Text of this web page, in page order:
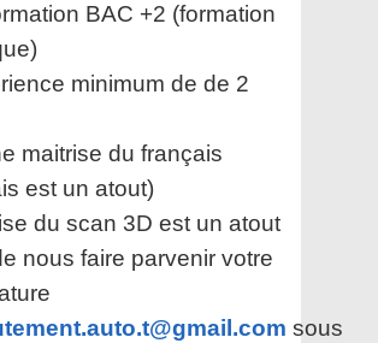
BAC +2 (formation
minimum de de 2
maitrise du français
est un atout)
du scan 3D est un atout
nous faire parvenir votre
sous